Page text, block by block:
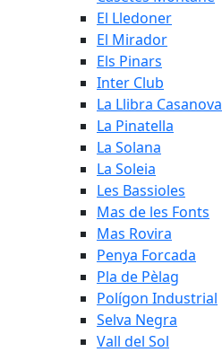
El Lledoner
El Mirador
Els Pinars
Inter Club
La Llibra Casanova
La Pinatella
La Solana
La Soleia
Les Bassioles
Mas de les Fonts
Mas Rovira
Penya Forcada
Pla de Pèlag
Polígon Industrial
Selva Negra
Vall del Sol